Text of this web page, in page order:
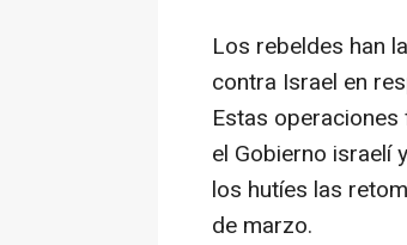
Los rebeldes han
contra Israel en
Estas
el Gobierno israelí
los hutíes las
de marzo.